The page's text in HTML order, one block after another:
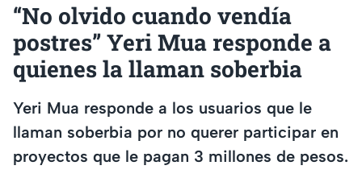
“No olvido cuando vendía
postres” Yeri Mua responde a
quienes la llaman soberbia
Yeri Mua responde a los usuarios que le
llaman soberbia por no querer participar en
proyectos que le pagan 3 millones de pesos.